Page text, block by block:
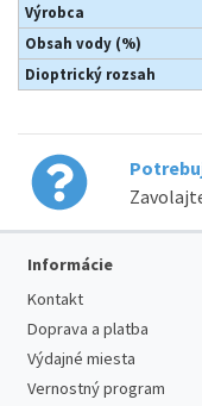
Výrobca
Obsah vody (%)
Dioptrický rozsah
Informácie
Kontakt
Doprava a platba
Výdajné miesta
Vernostný program